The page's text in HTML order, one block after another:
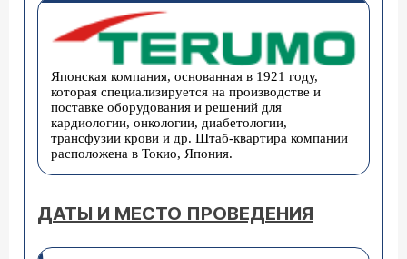
Японская компания, основанная в 1921 году,
которая специализируется на производстве и
поставке оборудования и решений для
кардиологии, онкологии, диабетологии,
трансфузии крови и др. Штаб-квартира компании
расположена в Токио, Япония.
ДАТЫ И МЕСТО ПРОВЕДЕНИЯ